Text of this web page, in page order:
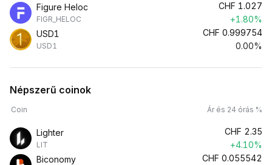
Figure Heloc
FIGR_HELOC
CHF 1.027
+1.80%
USD1
USD1
CHF 0.999754
0.00%
Népszerű coinok
Coin Ár és 24 órás %
Lighter
LIT
CHF 2.35
+4.10%
Biconomy
CHF 0.055542